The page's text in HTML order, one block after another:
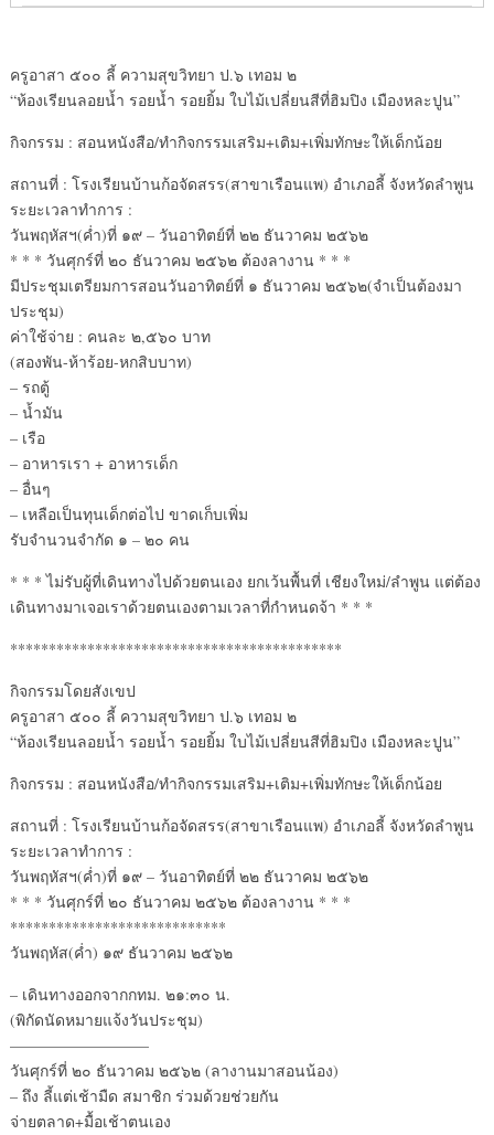
ครูอาสา ๕๐๐ ลี้ ความสุขวิทยา ป.๖ เทอม ๒
“ห้องเรียนลอยน้ำ รอยน้ำ รอยยิ้ม ใบไม้เปลี่ยนสีที่ฮิมปิง เมืองหละปูน”
กิจกรรม : สอนหนังสือ/ทำกิจกรรมเสริม+เติม+เพิ่มทักษะให้เด็กน้อย
สถานที่ : โรงเรียนบ้านก้อจัดสรร(สาขาเรือนแพ) อำเภอลี้ จังหวัดลำพูน
ระยะเวลาทำการ :
วันพฤหัสฯ(ค่ำ)ที่ ๑๙ – วันอาทิตย์ที่ ๒๒ ธันวาคม ๒๕๖๒
* * * วันศุกร์ที่ ๒๐ ธันวาคม ๒๕๖๒ ต้องลางาน * * *
มีประชุมเตรียมการสอนวันอาทิตย์ที่ ๑ ธันวาคม ๒๕๖๒(จำเป็นต้องมา
ประชุม)
ค่าใช้จ่าย : คนละ ๒,๕๖๐ บาท
(สองพัน-ห้าร้อย-หกสิบบาท)
– รถตู้
– น้ำมัน
– เรือ
– อาหารเรา + อาหารเด็ก
– อื่นๆ
– เหลือเป็นทุนเด็กต่อไป ขาดเก็บเพิ่ม
รับจำนวนจำกัด ๑ – ๒๐ คน
* * * ไม่รับผู้ที่เดินทางไปด้วยตนเอง ยกเว้นพื้นที่ เชียงใหม่/ลำพูน แต่ต้อง
เดินทางมาเจอเราด้วยตนเองตามเวลาที่กำหนดจ้า * * *
*******************************************
กิจกรรมโดยสังเขป
ครูอาสา ๕๐๐ ลี้ ความสุขวิทยา ป.๖ เทอม ๒
“ห้องเรียนลอยน้ำ รอยน้ำ รอยยิ้ม ใบไม้เปลี่ยนสีที่ฮิมปิง เมืองหละปูน”
กิจกรรม : สอนหนังสือ/ทำกิจกรรมเสริม+เติม+เพิ่มทักษะให้เด็กน้อย
สถานที่ : โรงเรียนบ้านก้อจัดสรร(สาขาเรือนแพ) อำเภอลี้ จังหวัดลำพูน
ระยะเวลาทำการ :
วันพฤหัสฯ(ค่ำ)ที่ ๑๙ – วันอาทิตย์ที่ ๒๒ ธันวาคม ๒๕๖๒
* * * วันศุกร์ที่ ๒๐ ธันวาคม ๒๕๖๒ ต้องลางาน * * *
****************************
วันพฤหัส(ค่ำ) ๑๙ ธันวาคม ๒๕๖๒
– เดินทางออกจากกทม. ๒๑:๓๐ น.
(พิกัดนัดหมายแจ้งวันประชุม)
—————————
วันศุกร์ที่ ๒๐ ธันวาคม ๒๕๖๒ (ลางานมาสอนน้อง)
– ถึง ลี้แต่เช้ามืด สมาชิก ร่วมด้วยช่วยกัน
จ่ายตลาด+มื้อเช้าตนเอง